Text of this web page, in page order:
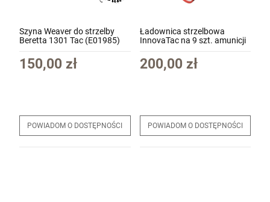
Szyna Weaver do strzelby
Beretta 1301 Tac (E01985)
150,00 zł
POWIADOM O DOSTĘPNOŚCI
Ładownica strzelbowa
InnovaTac na 9 szt. amunicji
Shotgun Loading Assist
(LAMRA9)
200,00 zł
POWIADOM O DOSTĘPNOŚCI